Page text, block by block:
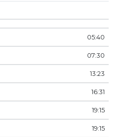
05:40
07:30
13:23
16:31
19:15
19:15